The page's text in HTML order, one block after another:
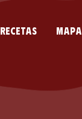
Recetas Mapa